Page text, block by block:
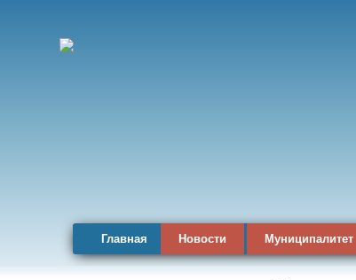
Главная Новости Муниципалитет